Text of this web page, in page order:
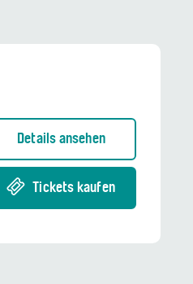
Details ansehen
Tickets kaufen